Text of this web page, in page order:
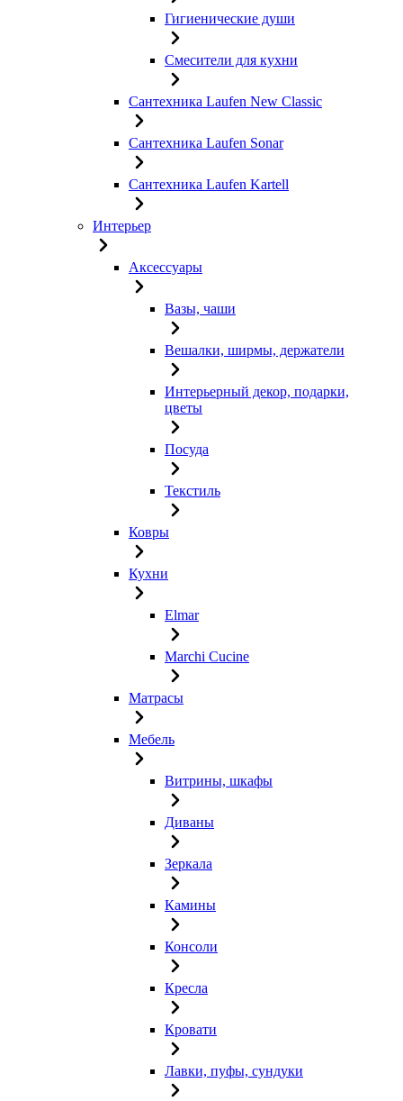
Гигиенические души
Смесители для кухни
Сантехника Laufen New Classic
Сантехника Laufen Sonar
Сантехника Laufen Kartell
Интерьер
Аксессуары
Вазы, чаши
Вешалки, ширмы, держатели
Интерьерный декор, подарки,
цветы
Посуда
Текстиль
Ковры
Кухни
Elmar
Marchi Cucine
Матрасы
Мебель
Витрины, шкафы
Диваны
Зеркала
Камины
Консоли
Кресла
Кровати
Лавки, пуфы, сундуки